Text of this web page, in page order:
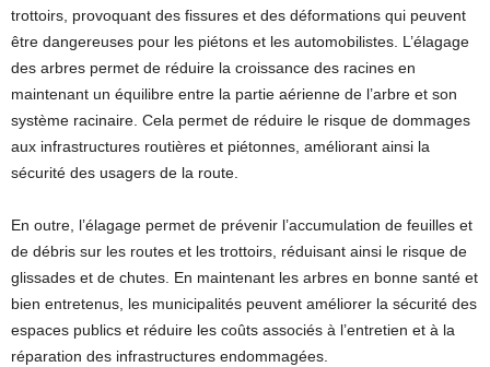
trottoirs, provoquant des fissures et des déformations qui peuvent
être dangereuses pour les piétons et les automobilistes. L’élagage
des arbres permet de réduire la croissance des racines en
maintenant un équilibre entre la partie aérienne de l’arbre et son
système racinaire. Cela permet de réduire le risque de dommages
aux infrastructures routières et piétonnes, améliorant ainsi la
sécurité des usagers de la route.
En outre, l’élagage permet de prévenir l’accumulation de feuilles et
de débris sur les routes et les trottoirs, réduisant ainsi le risque de
glissades et de chutes. En maintenant les arbres en bonne santé et
bien entretenus, les municipalités peuvent améliorer la sécurité des
espaces publics et réduire les coûts associés à l’entretien et à la
réparation des infrastructures endommagées.